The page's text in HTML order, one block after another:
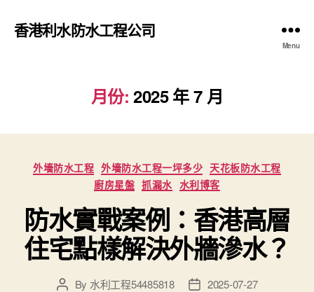
香港利水防水工程公司
Menu
月份: 2025 年 7 月
Categories
外墻防水工程 外墻防水工程一坪多少 天花板防水工程
廚房星盤 抓漏水 水利博客
防水實戰案例：香港高層
住宅點樣解決外牆滲水？
PostBy 水利工程54485818
Post2025-07-27